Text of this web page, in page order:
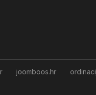
joomboos.hr